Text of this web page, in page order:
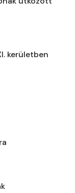
kerületben